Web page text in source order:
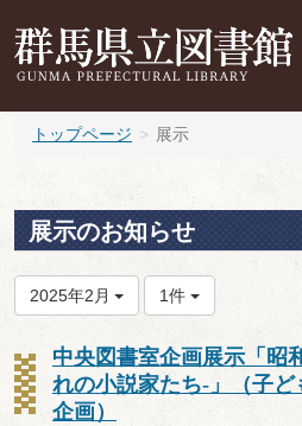
トップページ 展示
展示のお知らせ
2025年2月 1件
中央図書室企画展示「昭
れの小説家たち-」（子
企画）